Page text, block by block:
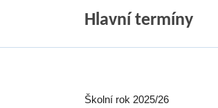
Hlavní termíny
Školní rok 2025/26